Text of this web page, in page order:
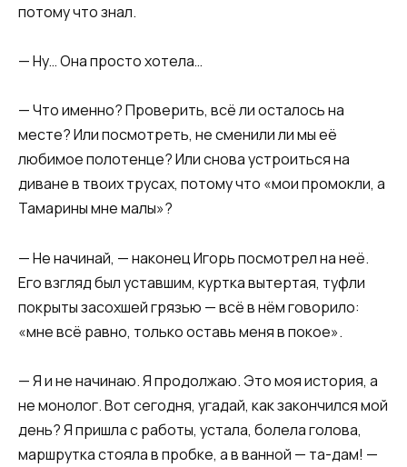
потому что знал.
— Ну… Она просто хотела…
— Что именно? Проверить, всё ли осталось на
месте? Или посмотреть, не сменили ли мы её
любимое полотенце? Или снова устроиться на
диване в твоих трусах, потому что «мои промокли, а
Тамарины мне малы»?
— Не начинай, — наконец Игорь посмотрел на неё.
Его взгляд был уставшим, куртка вытертая, туфли
покрыты засохшей грязью — всё в нём говорило:
«мне всё равно, только оставь меня в покое».
— Я и не начинаю. Я продолжаю. Это моя история, а
не монолог. Вот сегодня, угадай, как закончился мой
день? Я пришла с работы, устала, болела голова,
маршрутка стояла в пробке, а в ванной — та-дам! —